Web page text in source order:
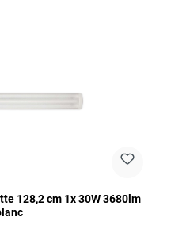
128,2 cm 1x 30W 3680lm